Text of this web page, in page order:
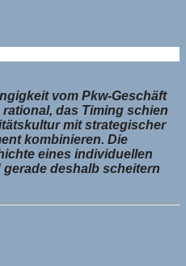
vom Pkw-Geschäft
das Timing schien
mit strategischer
kombinieren. Die
eines individuellen
deshalb scheitern